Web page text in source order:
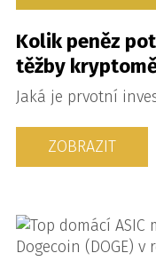
Kolik peněz
těžby
Jaká je prvotní
ZOBRAZIT